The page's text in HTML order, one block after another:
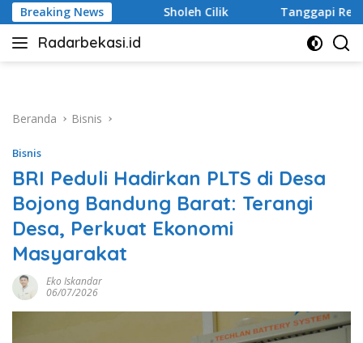
Langsung
ke
konten
Breaking News
Cilik Tanggapi Rencana Tugu Peringatan,
Radarbekasi.id
Berita
Beranda
Bisnis
Bisnis
BRI Peduli Hadirkan PLTS di Desa
Bojong Bandung Barat: Terangi
Desa, Perkuat Ekonomi
Masyarakat
Eko Iskandar
06/07/2026